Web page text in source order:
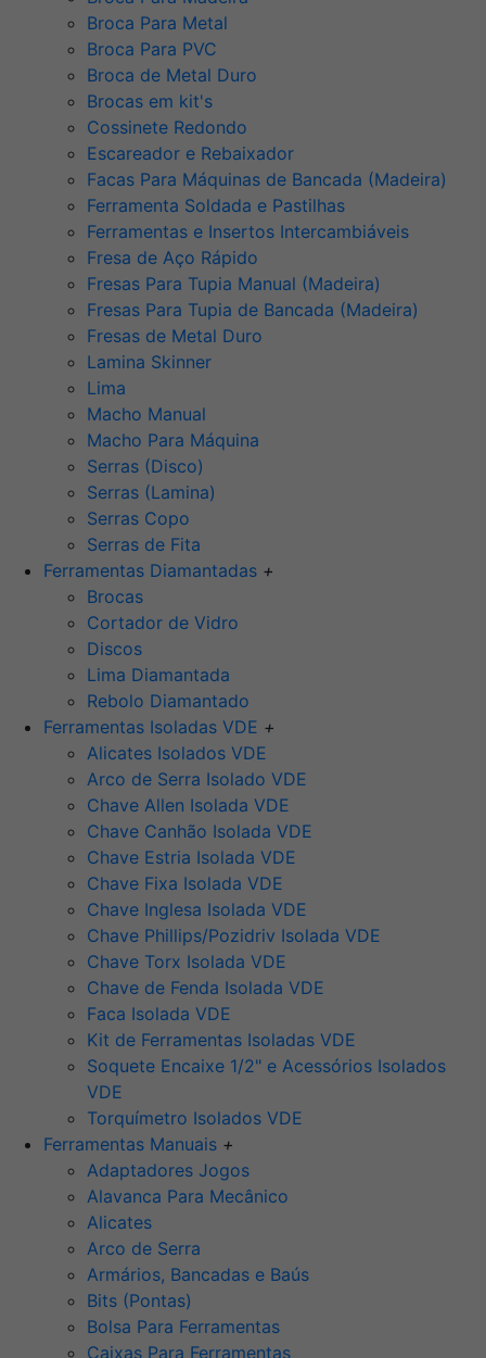
Broca Para Metal
Broca Para PVC
Broca de Metal Duro
Brocas em kit's
Cossinete Redondo
Escareador e Rebaixador
Facas Para Máquinas de Bancada (Madeira)
Ferramenta Soldada e Pastilhas
Ferramentas e Insertos Intercambiáveis
Fresa de Aço Rápido
Fresas Para Tupia Manual (Madeira)
Fresas Para Tupia de Bancada (Madeira)
Fresas de Metal Duro
Lamina Skinner
Lima
Macho Manual
Macho Para Máquina
Serras (Disco)
Serras (Lamina)
Serras Copo
Serras de Fita
Ferramentas Diamantadas +
Brocas
Cortador de Vidro
Discos
Lima Diamantada
Rebolo Diamantado
Ferramentas Isoladas VDE +
Alicates Isolados VDE
Arco de Serra Isolado VDE
Chave Allen Isolada VDE
Chave Canhão Isolada VDE
Chave Estria Isolada VDE
Chave Fixa Isolada VDE
Chave Inglesa Isolada VDE
Chave Phillips/Pozidriv Isolada VDE
Chave Torx Isolada VDE
Chave de Fenda Isolada VDE
Faca Isolada VDE
Kit de Ferramentas Isoladas VDE
Soquete Encaixe 1/2" e Acessórios Isolados
VDE
Torquímetro Isolados VDE
Ferramentas Manuais +
Adaptadores Jogos
Alavanca Para Mecânico
Alicates
Arco de Serra
Armários, Bancadas e Baús
Bits (Pontas)
Bolsa Para Ferramentas
Caixas Para Ferramentas